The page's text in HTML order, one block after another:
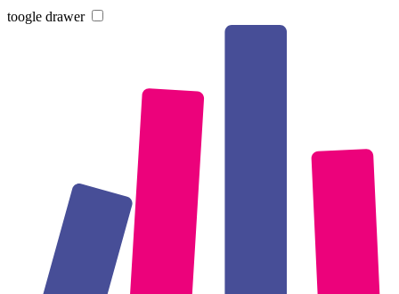
toogle drawer